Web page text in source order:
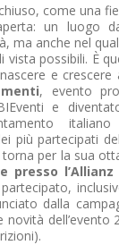
come una
un luogo
ma anche nel
vista possibili. È
e crescere
, evento
e
italiano
più partecipati
per la sua
presso
dalla
dell’evento